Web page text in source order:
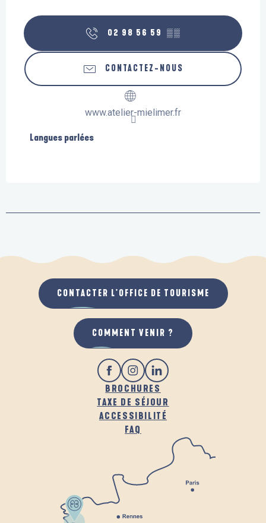
02 98 56 59 ▒▒
CONTACTEZ-NOUS
www.atelier-mielimer.fr
Langues parlées
Langues parlées
BROCHURES
TAXE DE SÉJOUR
ACCESSIBILITÉ
FAQ
CONTACTER L'OFFICE DE TOURISME
COMMENT VENIR ?